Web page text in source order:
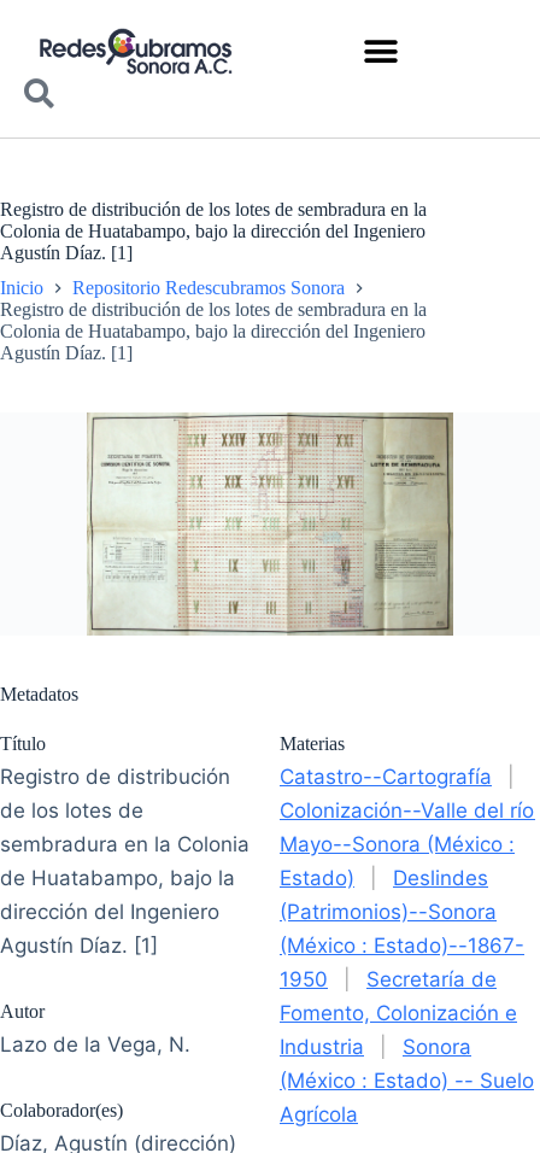
Registro de distribución de los lotes de sembradura en la
Colonia de Huatabampo, bajo la dirección del Ingeniero
Agustín Díaz. [1]
Inicio
Repositorio Redescubramos Sonora
Registro de distribución de los lotes de sembradura en la
Colonia de Huatabampo, bajo la dirección del Ingeniero
Agustín Díaz. [1]
Metadatos
Título
Registro de distribución
de los lotes de
sembradura en la Colonia
de Huatabampo, bajo la
dirección del Ingeniero
Agustín Díaz. [1]
Autor
Lazo de la Vega, N.
Colaborador(es)
Díaz, Agustín (dirección)
Materias
Catastro--Cartografía
Colonización--Valle del río
Mayo--Sonora (México :
Estado)
Deslindes
(Patrimonios)--Sonora
(México : Estado)--1867-
1950
Secretaría de
Fomento, Colonización e
Industria
Sonora
(México : Estado) -- Suelo
Agrícola